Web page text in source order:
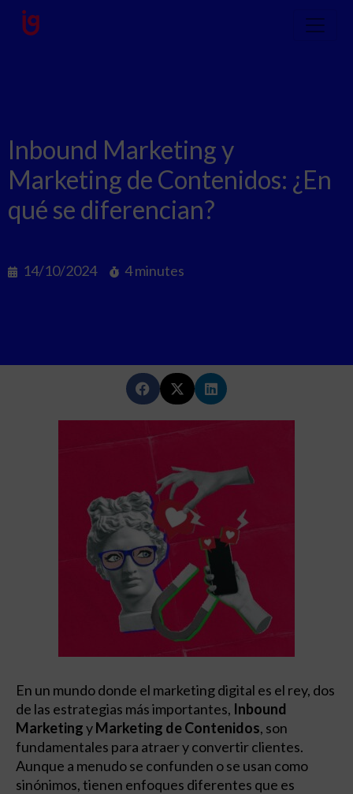
Inbound Marketing y
Marketing de Contenidos: ¿En
qué se diferencian?
14/10/2024 4 minutes
En un mundo donde el marketing digital es el rey, dos
de las estrategias más importantes, Inbound
MarketingyMarketing de Contenidos, son
fundamentales para atraer y convertir clientes.
Aunque a menudo se confunden o se usan como
sinónimos, tienen enfoques diferentes que es